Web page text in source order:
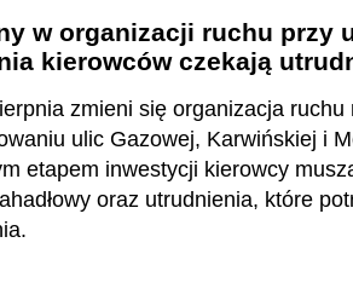
w organizacji ruchu przy
kierowców czekają
zmieni się organizacja ruchu
ulic Gazowej, Karwińskiej i
etapem inwestycji kierowcy
oraz utrudnienia, które